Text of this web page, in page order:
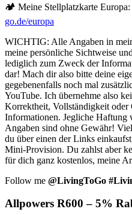
🏕️ Meine Stellplatzkarte Europa:
go.de/europa
WICHTIG: Alle Angaben in
meine persönliche Sichtweise
lediglich zum Zweck der
dar! Mach dir also bitte deine
gegebenenfalls noch mal
YouTube. Ich übernehme also
Korrektheit, Vollständigkeit oder
Informationen. Jegliche Haftung
Angaben sind ohne Gewähr!
du über einen der Links
Mini-Provision. Du zahlst aber
für dich ganz kostenlos, meine
Follow me @LivingToGo
Allpowers R600 – 5%